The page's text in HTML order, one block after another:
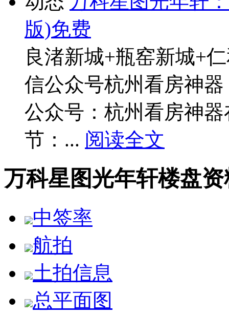
版)免费
良渚新城+瓶窑新城+
信公众号杭州看房神
公众号：杭州看房神
节：... 阅读全文
万科星图光年轩楼盘资
中签率
航拍
土拍信息
总平面图